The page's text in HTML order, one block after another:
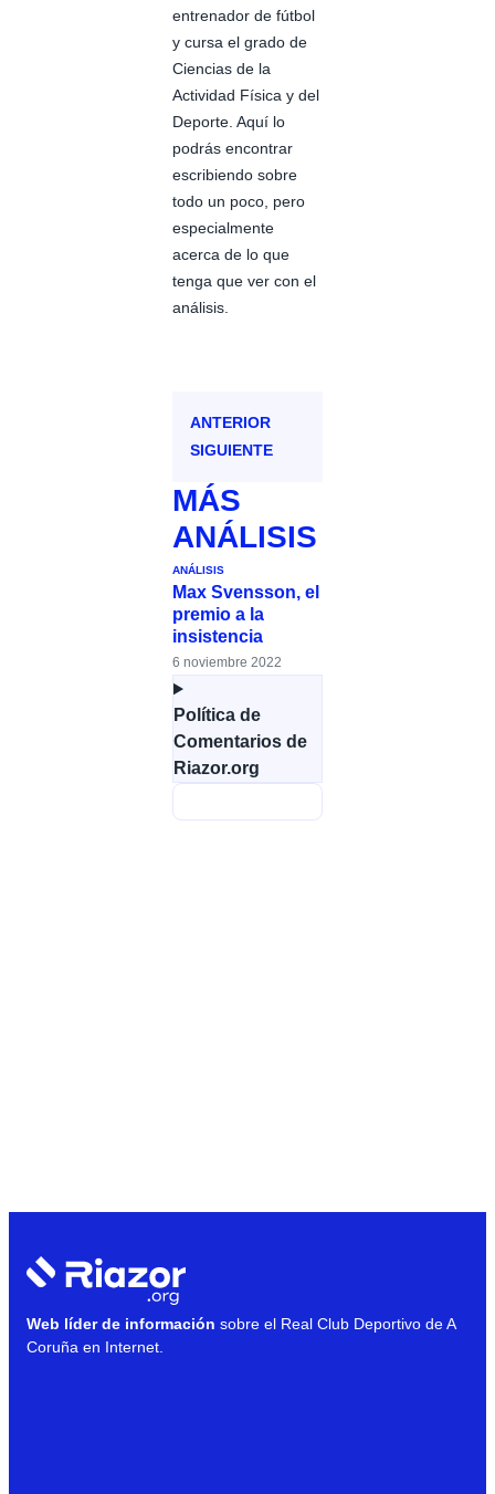
entrenador de fútbol
y cursa el grado de
Ciencias de la
Actividad Física y del
Deporte. Aquí lo
podrás encontrar
escribiendo sobre
todo un poco, pero
especialmente
acerca de lo que
tenga que ver con el
análisis.
ANTERIOR
SIGUIENTE
MÁS
ANÁLISIS
ANÁLISIS
Max Svensson, el
premio a la
insistencia
6 noviembre 2022
Política de
Comentarios de
Riazor.org
Web líder de información sobre el Real Club Deportivo de A
Coruña en Internet.